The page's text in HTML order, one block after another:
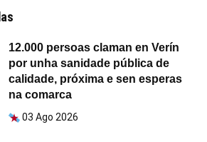
12.000 persoas claman en Verín
por unha sanidade pública de
calidade, próxima e sen esperas
na comarca
03 Ago 2026